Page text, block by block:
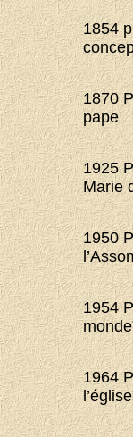
1854
1870
pape
1925
Marie
1950
1954
1964